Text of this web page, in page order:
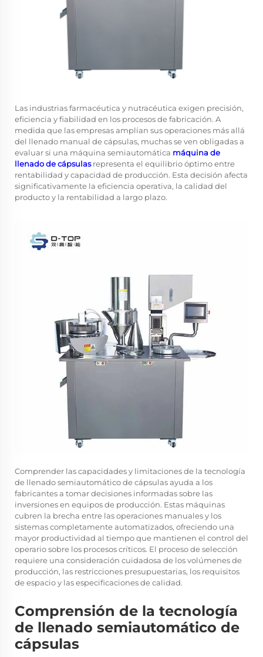
Las industrias farmacéutica y nutracéutica exigen precisión,
eficiencia y fiabilidad en los procesos de fabricación. A
medida que las empresas amplían sus operaciones más allá
del llenado manual de cápsulas, muchas se ven obligadas a
evaluar si una máquina semiautomática máquina de
llenado de cápsulasrepresenta el equilibrio óptimo entre
rentabilidad y capacidad de producción. Esta decisión afecta
significativamente la eficiencia operativa, la calidad del
producto y la rentabilidad a largo plazo.
Comprender las capacidades y limitaciones de la tecnología
de llenado semiautomático de cápsulas ayuda a los
fabricantes a tomar decisiones informadas sobre las
inversiones en equipos de producción. Estas máquinas
cubren la brecha entre las operaciones manuales y los
sistemas completamente automatizados, ofreciendo una
mayor productividad al tiempo que mantienen el control del
operario sobre los procesos críticos. El proceso de selección
requiere una consideración cuidadosa de los volúmenes de
producción, las restricciones presupuestarias, los requisitos
de espacio y las especificaciones de calidad.
Comprensión de la tecnología
de llenado semiautomático de
cápsulas